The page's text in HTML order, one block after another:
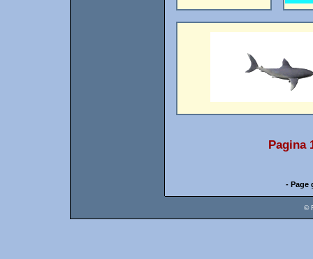
Pagina
- Page
©